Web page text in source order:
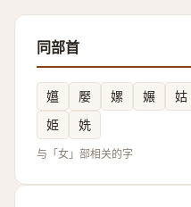
同部首
孂 嬮 嫘 㜊 姑
姫
姺
与「女」部相关的字